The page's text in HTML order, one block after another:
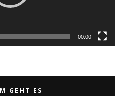
00:00
GEHT ES